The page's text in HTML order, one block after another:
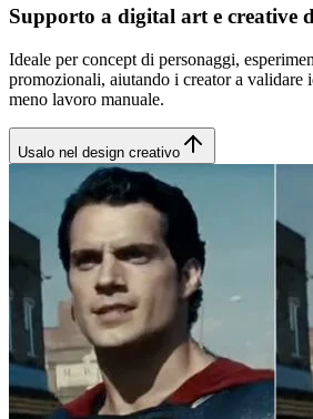
Supporto a digital art e creative
Ideale per concept di personaggi,
promozionali, aiutando i creator a validare
meno lavoro manuale.
Usalo nel design creativo